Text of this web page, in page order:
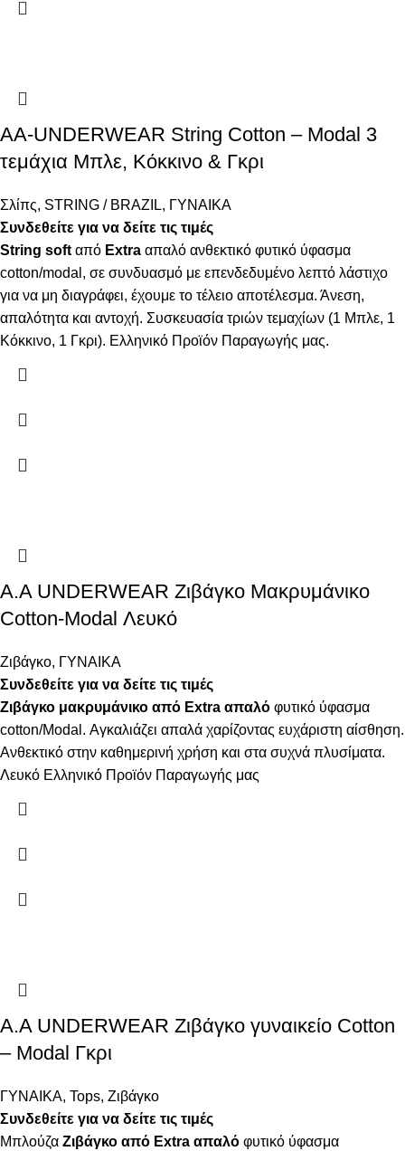
AA-UNDERWEAR String Cotton – Modal 3
τεμάχια Μπλε, Κόκκινο & Γκρι
Σλίπς, STRING / BRAZIL, ΓΥΝΑΙΚΑ
Συνδεθείτε για να δείτε τις τιμές
String softαπό Extra απαλό ανθεκτικό φυτικό ύφασμα
cotton/modal, σε συνδυασμό με επενδεδυμένο λεπτό λάστιχο
για να μη διαγράφει, έχουμε το τέλειο αποτέλεσμα. Άνεση,
απαλότητα και αντοχή. Συσκευασία τριών τεμαχίων (1 Μπλε, 1
Κόκκινο, 1 Γκρι). Ελληνικό Προϊόν Παραγωγής μας.
Α.A UNDERWEAR Ζιβάγκο Μακρυμάνικο
Cotton-Modal Λευκό
Ζιβάγκο, ΓΥΝΑΙΚΑ
Συνδεθείτε για να δείτε τις τιμές
Ζιβάγκο μακρυμάνικο από Extra απαλό φυτικό ύφασμα
cotton/Modal. Αγκαλιάζει απαλά χαρίζοντας ευχάριστη αίσθηση.
Ανθεκτικό στην καθημερινή χρήση και στα συχνά πλυσίματα.
Λευκό Ελληνικό Προϊόν Παραγωγής μας
Α.A UNDERWEAR Ζιβάγκο γυναικείο Cotton
– Modal Γκρι
ΓΥΝΑΙΚΑ, Tops, Ζιβάγκο
Συνδεθείτε για να δείτε τις τιμές
Μπλούζα Ζιβάγκο από Extra απαλό φυτικό ύφασμα